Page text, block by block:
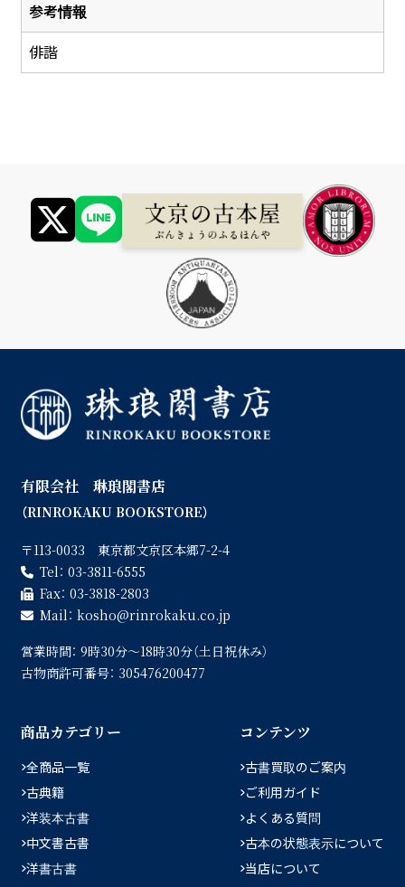
参考情報
俳諧
有限会社 琳琅閣書店
（RINROKAKU BOOKSTORE）
〒113-0033 東京都文京区本郷7-2-4
Tel： 03-3811-6555
Fax： 03-3818-2803
Mail： kosho
rinrokaku.co.jp
営業時間： 9時30分〜18時30分（土日祝休み）
古物商許可番号： 305476200477
商品カテゴリー
全商品一覧
古典籍
洋装本古書
中文書古書
洋書古書
コンテンツ
古書買取のご案内
ご利用ガイド
よくある質問
古本の状態表示について
当店について